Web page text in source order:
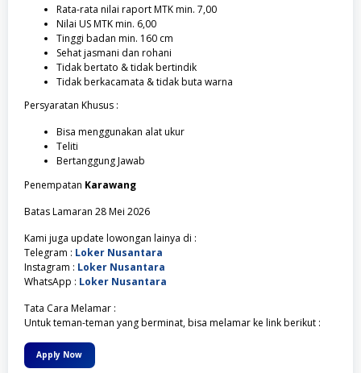
Rata-rata nilai raport MTK min. 7,00
Nilai US MTK min. 6,00
Tinggi badan min. 160 cm
Sehat jasmani dan rohani
Tidak bertato & tidak bertindik
Tidak berkacamata & tidak buta warna
Persyaratan Khusus :
Bisa menggunakan alat ukur
Teliti
Bertanggung Jawab
Penempatan Karawang
Batas Lamaran 28 Mei 2026
Kami juga update lowongan lainya di :
Telegram : Loker Nusantara
Instagram : Loker Nusantara
WhatsApp : Loker Nusantara
Tata Cara Melamar :
Untuk teman-teman yang berminat, bisa melamar ke link berikut :
Apply Now